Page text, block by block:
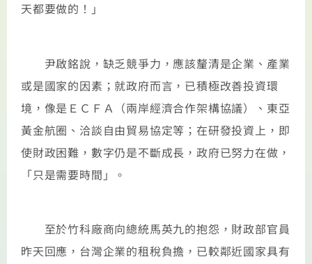
天都要做的！」
尹啟銘說，缺乏競爭力，應該釐清是企業、產業
或是國家的因素；就政府而言，已積極改善投資環
境，像是ＥＣＦＡ（兩岸經濟合作架構協議）、東亞
黃金航圈、洽談自由貿易協定等；在研發投資上，即
使財政困難，數字仍是不斷成長，政府已努力在做，
「只是需要時間」。
至於竹科廠商向總統馬英九的抱怨，財政部官員
昨天回應，台灣企業的租稅負擔，已較鄰近國家具有